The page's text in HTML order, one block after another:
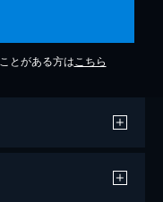
とがある方は こちら